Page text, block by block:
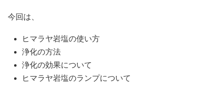
今回は、
ヒマラヤ岩塩の使い方
浄化の方法
浄化の効果について
ヒマラヤ岩塩のランプについて